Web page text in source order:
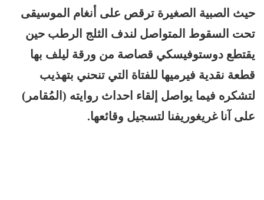
حيث الصبية الصغيرة ترقص على أنغام الموسيقى
تحت السقوط المتواصل لندف الثلج الرطب حين
يقتطع دوستوفيسكي قصاصة من ورقة ليلف بها
قطعة نقدية فيرميها للفتاة التي تنحني بتهذيب
لتشكره فيما يواصل إلقاء احداث روايته (المُقامر)
على آنا غريغوريفنا لتسجيل وقائعها.